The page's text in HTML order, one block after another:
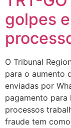
golpes
O Tribunal
para o aumento
enviadas por
pagamento para
processos
fraude tem